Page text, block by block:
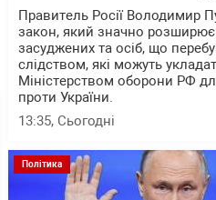
Правитель Росії Володимир
закон, який значно розширює
засуджених та осіб, що
слідством, які можуть
Міністерством оборони РФ
проти України.
13:35, Сьогодні
Політика